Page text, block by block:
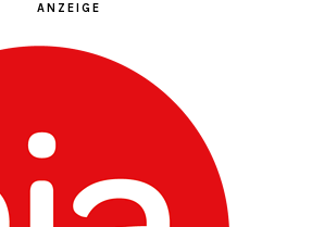
ANZEIGE